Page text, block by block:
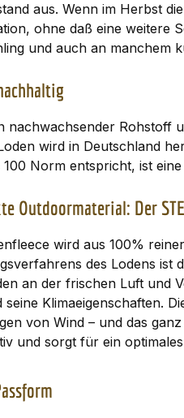
aus. Wenn im Herbst
ohne daß eine weitere
und auch an manchem
nachwachsender Rohstoff
wird in Deutschland
Norm entspricht, ist
Outdoormaterial: Der
wird aus 100%
des Lodens ist
an der frischen Luft und
seine Klimaeigenschaften.
von Wind – und das
und sorgt für ein